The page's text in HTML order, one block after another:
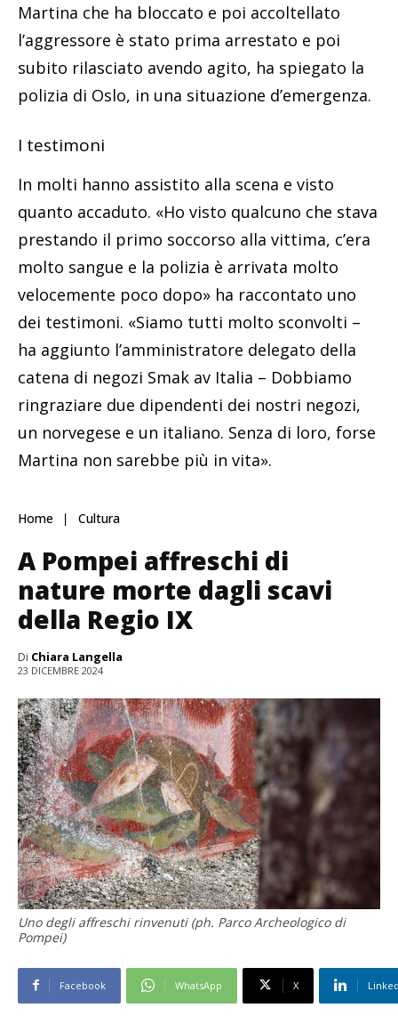
Martina che ha bloccato e poi accoltellato
l’aggressore è stato prima arrestato e poi
subito rilasciato avendo agito, ha spiegato la
polizia di Oslo, in una situazione d’emergenza.
I testimoni
In molti hanno assistito alla scena e visto
quanto accaduto. «Ho visto qualcuno che stava
prestando il primo soccorso alla vittima, c’era
molto sangue e la polizia è arrivata molto
velocemente poco dopo» ha raccontato uno
dei testimoni. «Siamo tutti molto sconvolti –
ha aggiunto l’amministratore delegato della
catena di negozi Smak av Italia – Dobbiamo
ringraziare due dipendenti dei nostri negozi,
un norvegese e un italiano. Senza di loro, forse
Martina non sarebbe più in vita».
Home Cultura
A Pompei affreschi di
nature morte dagli scavi
della Regio IX
Di Chiara Langella
23 DICEMBRE 2024
Uno degli affreschi rinvenuti (ph. Parco Archeologico di
Pompei)
Facebook WhatsApp X